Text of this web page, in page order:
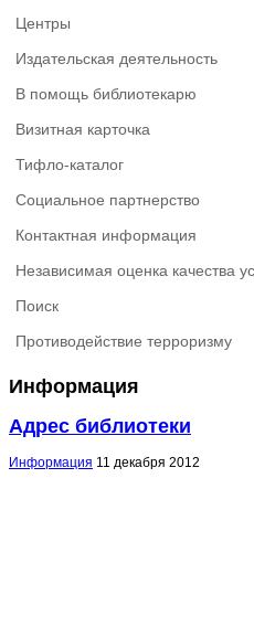
Центры
Издательская деятельность
В помощь библиотекарю
Визитная карточка
Тифло-каталог
Социальное партнерство
Контактная информация
Независимая оценка качества
Поиск
Противодействие терроризму
Информация
Адрес библиотеки
Информация 11 декабря 2012